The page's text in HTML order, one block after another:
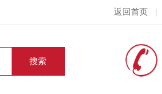
返回首页